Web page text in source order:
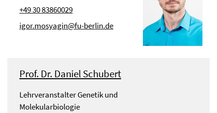
+49 30 83860029
igor.mosyagin@fu-berlin.de
Prof. Dr. Daniel Schubert
Lehrveranstalter Genetik und
Molekularbiologie